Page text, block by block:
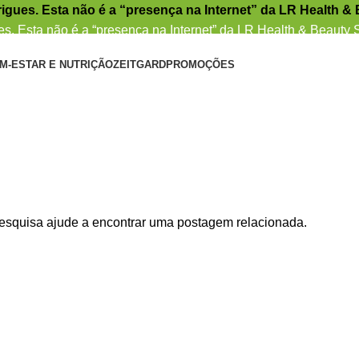
Esta não é a “presença na Internet” da LR Health &
Esta não é a “presença na Internet” da LR Health & Beauty
ESTAR E NUTRIÇÃOZEITGARDPROMOÇÕES
ajude a encontrar uma postagem relacionada.